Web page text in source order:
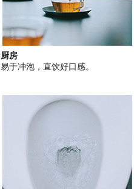
厨房
易于冲泡，直饮好口感。